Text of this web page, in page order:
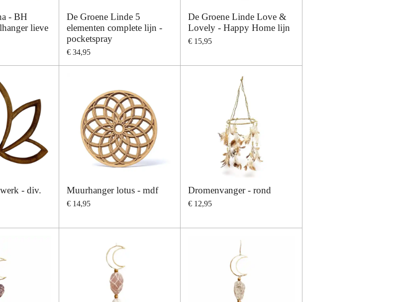
- BH
lieve
De Groene Linde 5
elementen complete lijn -
pocketspray
€ 34,95
De Groene Linde Love &
Lovely - Happy Home lijn
€ 15,95
- div.
Muurhanger lotus - mdf
€ 14,95
Dromenvanger - rond
€ 12,95